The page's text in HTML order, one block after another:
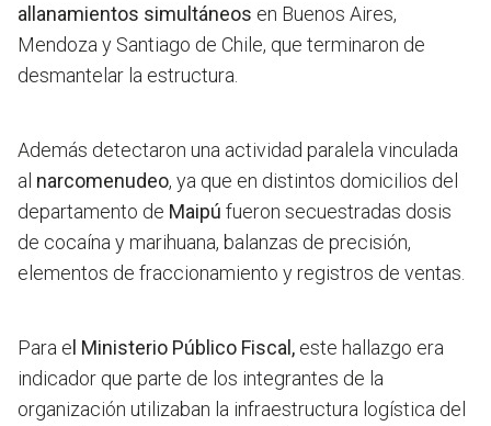
allanamientos simultáneos en Buenos Aires,
Mendoza y Santiago de Chile, que terminaron de
desmantelar la estructura.
Además detectaron una actividad paralela vinculada
al narcomenudeo, ya que en distintos domicilios del
departamento de Maipú fueron secuestradas dosis
de cocaína y marihuana, balanzas de precisión,
elementos de fraccionamiento y registros de ventas.
Para e l Ministerio Público Fiscal, este hallazgo era
indicador que parte de los integrantes de la
organización utilizaban la infraestructura logística del